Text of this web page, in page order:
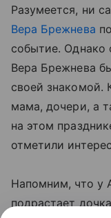
Разумеется, ни
Вера Брежнева
событие. Однако
Вера Брежнева
своей знакомой.
мама, дочери, а
на этом
отметили
Напомним, что у
подрастает